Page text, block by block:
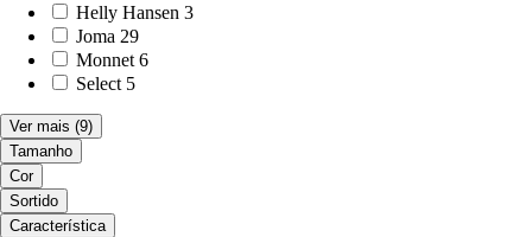
Helly Hansen 3
Joma 29
Monnet 6
Select 5
Ver mais (9)
Tamanho
Cor
Sortido
Característica